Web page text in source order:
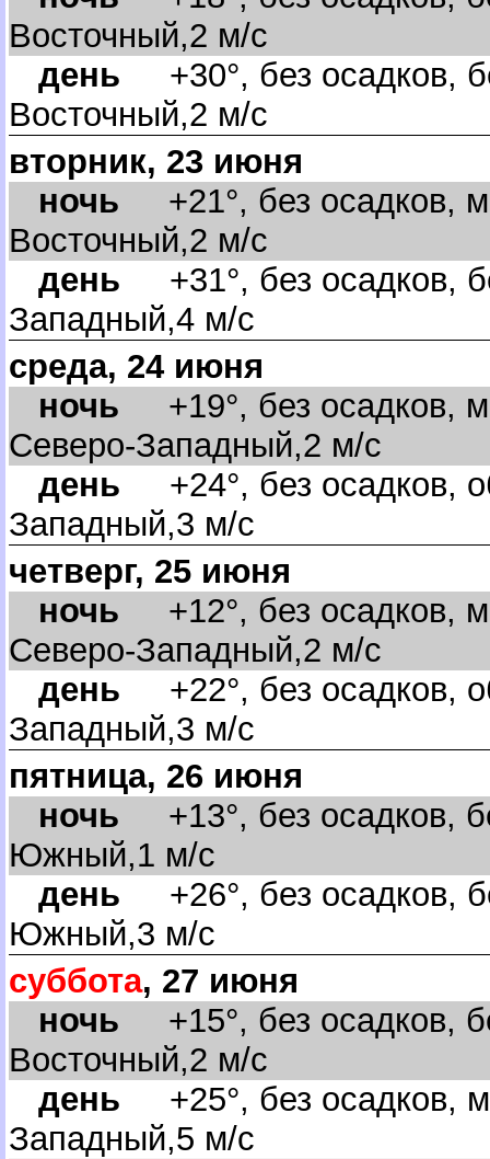
осточный,2 м/с
день +30°, без осадков,
осточный,2 м/с
торник, 23 июня
ночь +21°, без осадков,
осточный,2 м/с
день +31°, без осадков,
Западный,4 м/с
среда, 24 июня
ночь +19°, без осадков,
Северо-Западный,2 м/с
день +24°, без осадков,
Западный,3 м/с
четверг, 25 июня
ночь +12°, без осадков,
Северо-Западный,2 м/с
день +22°, без осадков,
Западный,3 м/с
пятница, 26 июня
ночь +13°, без осадков,
Южный,1 м/с
день +26°, без осадков,
Южный,3 м/с
суббота, 27 июня
ночь +15°, без осадков,
осточный,2 м/с
день +25°, без осадков,
Западный,5 м/с